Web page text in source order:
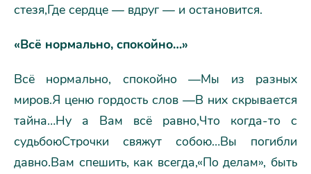
стезя,Где сердце — вдруг — и остановится.
«Всё нормально, спокойно…»
Всё нормально, спокойно —Мы из разных
миров.Я ценю гордость слов —В них скрывается
тайна…Ну а Вам всё равно,Что когда-то с
судьбоюСтрочки свяжут собою…Вы погибли
давно.Вам спешить, как всегда,«По делам», быть